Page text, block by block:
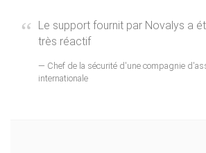
Le support fournit par Novalys a
très réactif
Chef de la sécurité d'une compagnie
internationale